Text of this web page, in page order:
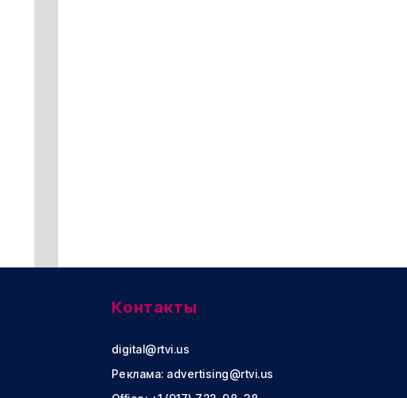
Контакты
digital@rtvi.us
Реклама: advertising@rtvi.us